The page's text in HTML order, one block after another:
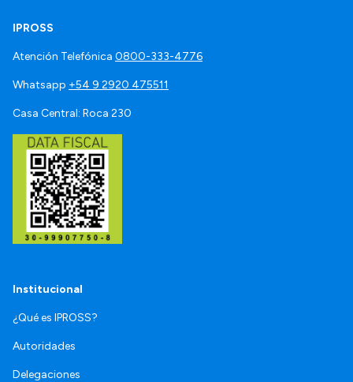
IPROSS
Atención Telefónica 0800-333-4776
Whatsapp +54 9 2920 475511
Casa Central: Roca 230
Institucional
¿Qué es IPROSS?
Autoridades
Delegaciones